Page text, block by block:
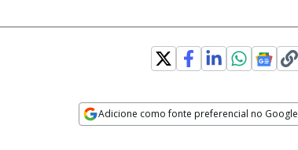
Adicione como fonte preferencial no Google